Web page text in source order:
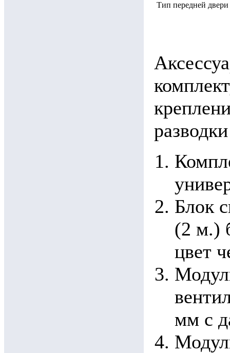
Тип передней двери
Блок
(2 м.)
цвет
мм с